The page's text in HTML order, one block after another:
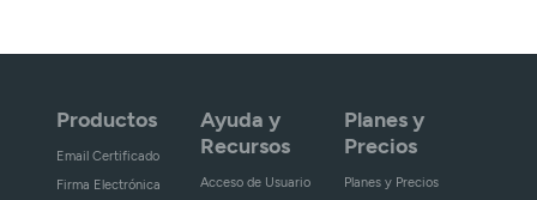
Productos
Email Certificado
Firma Electrónica
Ayuda y
Recursos
Acceso de Usuario
Planes y
Precios
Planes y Precios